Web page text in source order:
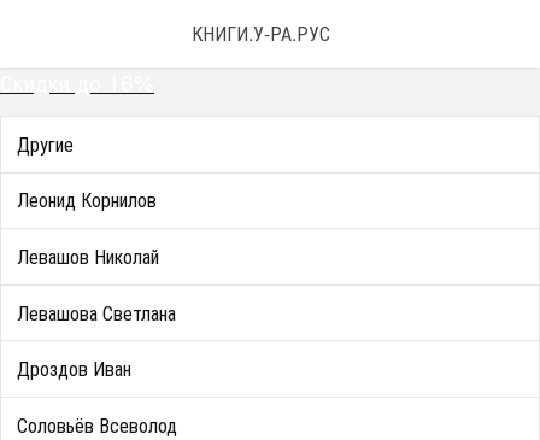
КНИГИ.У-РА.РУС
Другие
Леонид Корнилов
Левашов Николай
Левашова Светлана
Дроздов Иван
Соловьёв Всеволод